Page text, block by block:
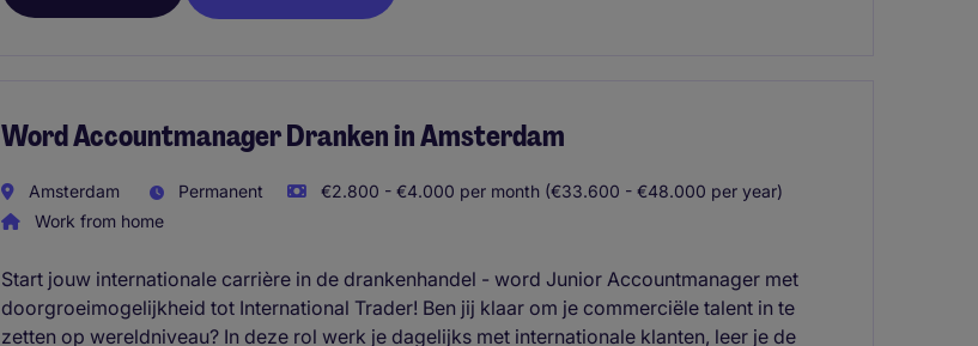
Word Accountmanager Dranken in Amsterdam
Amsterdam Permanent
€2.800 - €4.000 per month (€33.600 - €48.000 per year)
Work from home
Start jouw internationale carrière in de drankenhandel - word Junior Accountmanager met
doorgroeimogelijkheid tot International Trader! Ben jij klaar om je commerciële talent in te
zetten op wereldniveau? In deze rol werk je dagelijks met internationale klanten, leer je de